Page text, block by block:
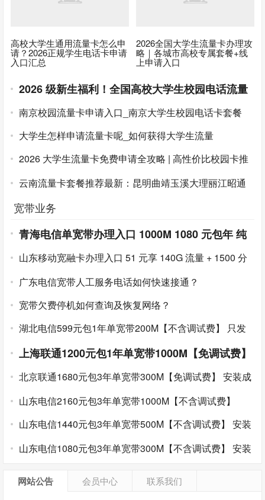
高校大学生通用流量卡怎么申
请？2026正规学生电话卡申请
入口汇总
2026全国大学生流量卡办理攻
略｜各城市高校专属套餐+线
上申请入口
2026 级新生福利！全国高校大学生校园电话流量
卡免费领取
南京校园流量卡申请入口_南京大学生校园电话卡套餐
大学生怎样申请流量卡呢_如何获得大学生流量
2026 大学生流量卡免费申请全攻略 | 高性价比校园卡推
云南流量卡套餐推荐最新：昆明曲靖玉溪大理丽江昭通
性价比卡对比
宽带业务
青海电信单宽带办理入口 1000M 1080 元包年 纯
宽带不绑手机卡 2026 年最新上线
山东移动宽融卡办理入口 51 元享 140G 流量 + 1500 分
广东电信宽带人工服务电话如何快速接通？
宽带欠费停机如何查询及恢复网络？
湖北电信599元包1年单宽带200M【不含调试费】 只发
上海联通1200元包1年单宽带1000M【免调试费】
安装成功后收费
北京联通1680元包3年单宽带300M【免调试费】 安装成
山东电信2160元包3年单宽带1000M【不含调试费】
山东电信1440元包3年单宽带500M【不含调试费】 安装
山东电信1080元包3年单宽带300M【不含调试费】 安装
网站公告 会员中心 联系我们